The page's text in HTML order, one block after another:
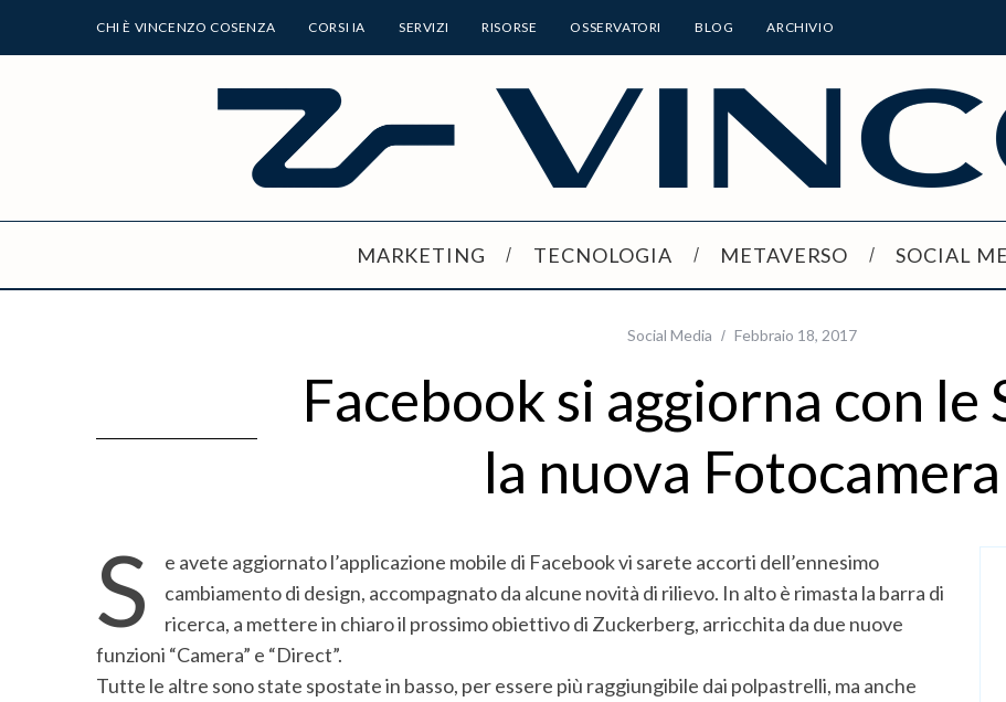
CHI È VINCENZO COSENZA CORSI IA SERVIZI RISORSE OSSERVATORI BLOG ARCHIVIO
MARKETING TECNOLOGIA METAVERSO SOCIAL
Social Media Febbraio 18, 2017
Facebook si aggiorna con le
la nuova Fotocamera
S
e avete aggiornato l’applicazione mobile di Facebook vi sarete accorti dell’ennesimo
cambiamento di design, accompagnato da alcune novità di rilievo. In alto è rimasta la barra di
ricerca, a mettere in chiaro il prossimo obiettivo di Zuckerberg, arricchita da due nuove
funzioni “Camera” e “Direct”.
Tutte le altre sono state spostate in basso, per essere più raggiungibile dai polpastrelli, ma anche